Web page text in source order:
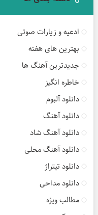
ادعیه و زیارات صوتی
بهترین های هفته
جدیدترین آهنگ ها
خاطره انگیز
دانلود آلبوم
دانلود آهنگ
دانلود آهنگ شاد
دانلود آهنگ محلی
دانلود تیتراژ
دانلود مداحی
مطالب ویژه